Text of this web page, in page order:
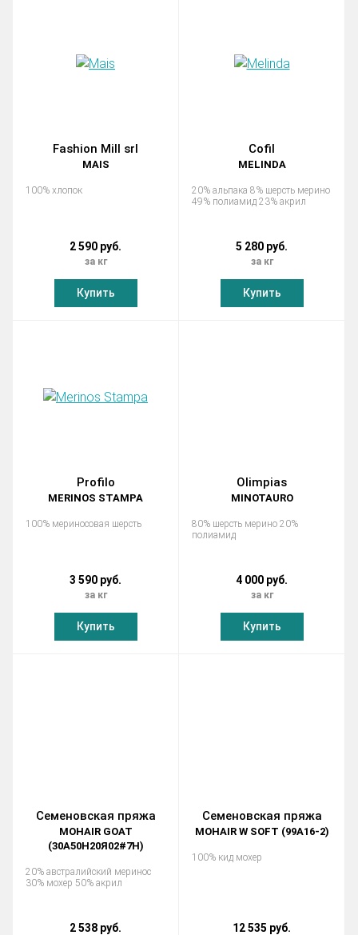
Fashion Mill srl
MAIS
100% хлопок
2 590 руб.
за кг
Купить
Cofil
MELINDA
20% альпака 8% шерсть мерино
49% полиамид 23% акрил
5 280 руб.
за кг
Купить
Profilo
MERINOS STAMPA
100% мериносовая шерсть
3 590 руб.
за кг
Купить
Olimpias
MINOTAURO
80% шерсть мерино 20%
полиамид
4 000 руб.
за кг
Купить
Семеновская пряжа
MOHAIR GOAT
(30А50Н20Я02#7Н)
20% австралийский меринос
30% мохер 50% акрил
2 538 руб.
Семеновская пряжа
MOHAIR W SOFT (99А16-2)
100% кид мохер
12 535 руб.